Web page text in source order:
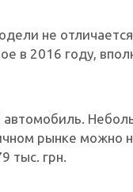
не
в 2016 году,
рынке можно
тыс. грн.